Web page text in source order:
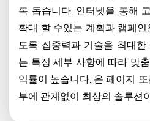
록 돕습니다. 인터넷을 통해
확대 할 수있는 계획과 캠페
도록 집중력과 기술을 최대한
는 특정 세부 사항에 따라 맞
익률이 높습니다. 온 페이지
부에 관계없이 최상의 솔루션